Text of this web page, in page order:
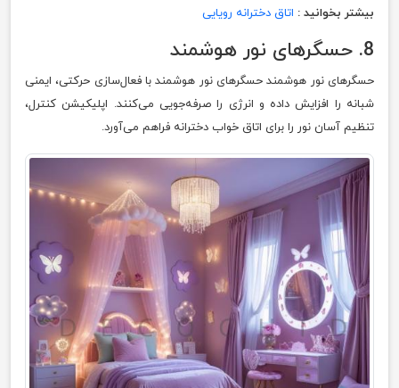
بیشتر بخوانید : اتاق دخترانه رویایی
8. حسگرهای نور هوشمند
حسگرهای نور هوشمند حسگرهای نور هوشمند با فعال‌سازی حرکتی، ایمنی
شبانه را افزایش داده و انرژی را صرفه‌جویی می‌کنند. اپلیکیشن کنترل،
تنظیم آسان نور را برای اتاق خواب دخترانه فراهم می‌آورد.